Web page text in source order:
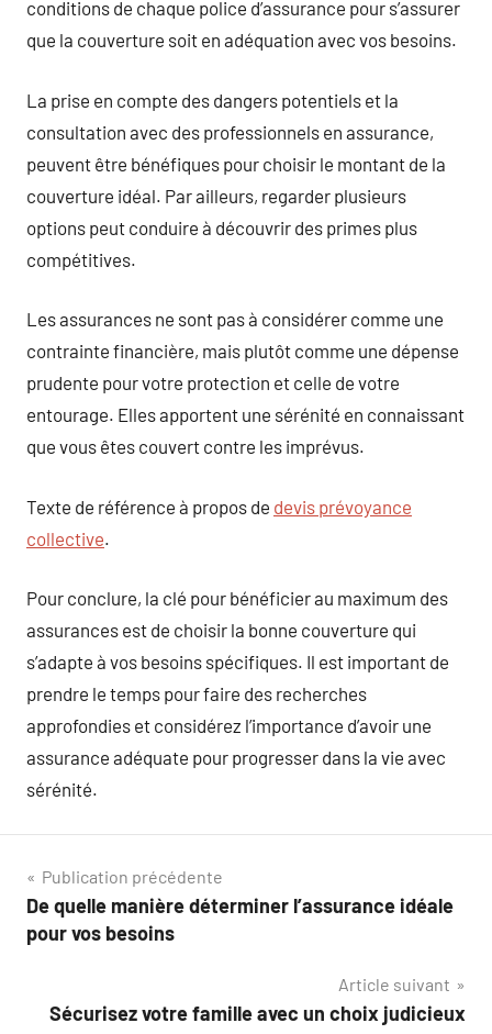
conditions de chaque police d’assurance pour s’assurer
que la couverture soit en adéquation avec vos besoins.
La prise en compte des dangers potentiels et la
consultation avec des professionnels en assurance,
peuvent être bénéfiques pour choisir le montant de la
couverture idéal. Par ailleurs, regarder plusieurs
options peut conduire à découvrir des primes plus
compétitives.
Les assurances ne sont pas à considérer comme une
contrainte financière, mais plutôt comme une dépense
prudente pour votre protection et celle de votre
entourage. Elles apportent une sérénité en connaissant
que vous êtes couvert contre les imprévus.
Texte de référence à propos de devis prévoyance
collective.
Pour conclure, la clé pour bénéficier au maximum des
assurances est de choisir la bonne couverture qui
s’adapte à vos besoins spécifiques. Il est important de
prendre le temps pour faire des recherches
approfondies et considérez l’importance d’avoir une
assurance adéquate pour progresser dans la vie avec
sérénité.
Navigation
de
Publication précédente
De quelle manière déterminer l’assurance idéale
pour vos besoins
Article suivant
Sécurisez votre famille avec un choix judicieux